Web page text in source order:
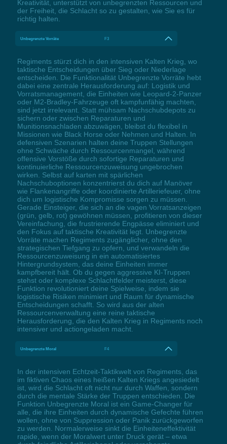
Kreativität, unterstützt von unbegrenzten Ressourcen und
der Freiheit, die Schlacht so zu gestalten, wie Sie es für
richtig halten.
Unbegrenzte Vorräte F3
Regiments stürzt dich in den intensiven Kalten Krieg, wo
taktische Entscheidungen über Sieg oder Niederlage
entscheiden. Die Funktionalität Unbegrenzte Vorräte hebt
dabei eine zentrale Herausforderung auf: Logistik und
Vorratsmanagement, die Einheiten wie Leopard-2-Panzer
oder M2-Bradley-Fahrzeuge oft kampfunfähig machten,
sind jetzt irrelevant. Statt mühsam Nachschubdepots zu
sichern oder zwischen Reparaturen und
Munitionsnachladen abzuwägen, bleibst du flexibel in
Missionen wie Black Horse oder Nehmen und Halten. In
defensiven Szenarien halten deine Truppen Stellungen
ohne Schwäche durch Ressourcenmangel, während
offensive Vorstöße durch sofortige Reparaturen und
kontinuierliche Ressourcenzuweisung ungebrochen
wirken. Selbst auf karten mit spärlichen
Nachschuboptionen konzentrierst du dich auf Manöver
wie Flankenangriffe oder koordinierte Artilleriefeuer, ohne
dich um logistische Kompromisse sorgen zu müssen.
Gerade Einsteiger, die sich an die vagen Vorratsanzeigen
(grün, gelb, rot) gewöhnen müssen, profitieren von dieser
Vereinfachung, die frustrierende Engpässe eliminiert und
den Fokus auf taktische Kreativität legt. Unbegrenzte
Vorräte machen Regiments zugänglicher, ohne den
strategischen Tiefgang zu opfern, und verwandeln die
Ressourcenzuweisung in ein automatisiertes
Hintergrundsystem, das deine Einheiten immer
kampfbereit hält. Ob du gegen aggressive KI-Truppen
stehst oder komplexe Schlachtfelder meisterst, diese
Funktion revolutioniert deine Spielweise, indem sie
logistische Risiken minimiert und Raum für dynamische
Entscheidungen schafft. So wird aus der alten
Ressourcenverwaltung eine reine taktische
Herausforderung, die den Kalten Krieg in Regiments noch
intensiver und actiongeladen macht.
Unbegrenzte Moral F4
In der intensiven Echtzeit-Taktikwelt von Regiments, das
im fiktiven Chaos eines heißen Kalten Kriegs angesiedelt
ist, wird die Schlacht oft nicht nur durch Waffen, sondern
durch die mentale Stärke der Truppen entschieden. Die
Funktion Unbegrenzte Moral ist ein Game-Changer für
alle, die ihre Einheiten durch dynamische Gefechte führen
wollen, ohne von Suppression oder Panik zurückgeworfen
zu werden. Normalerweise sinkt die Einheiteneffektivität
rapide, wenn der Moralwert unter Druck gerät – etwa